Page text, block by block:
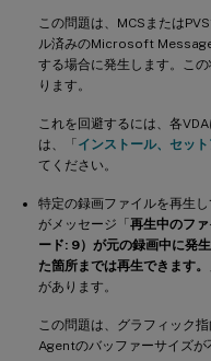
この問題は、MCSまたは
ル済みのMicrosoft
する場合に発生します。こ
ります。
これを回避するには、各
は、「インストール、セッ
てください。
特定の録画ファイルを再生
がメッセージ「再生中のフ
ード: 9）が元の録画中に発
た箇所までは再生できます。
があります。
この問題は、グラフィック
Agentのバッファーサイズが